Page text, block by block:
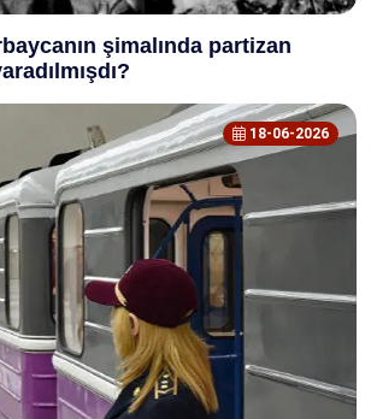
şimalında partizan
18-06-2026